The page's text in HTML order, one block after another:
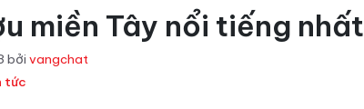
miền Tây nổi tiếng nhất
bởivangchat
tức